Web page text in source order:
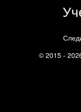
© 2015 -